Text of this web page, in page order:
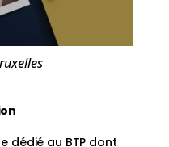
dédié au BTP dont